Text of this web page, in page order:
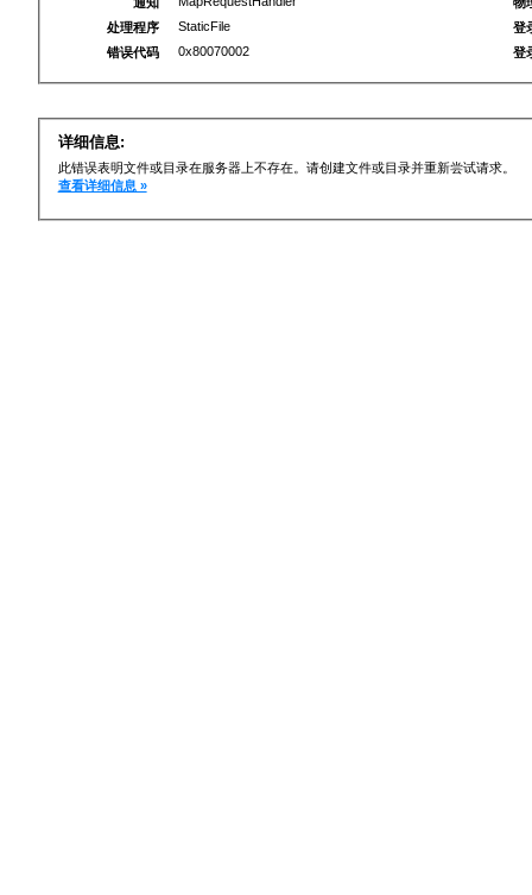
处理程序
StaticFile
错误代码
0x80070002
登
登
详细信息:
此错误表明文件或目录在服务器上不存在。请创建文件或目录并重新尝试请求。
查看详细信息 »